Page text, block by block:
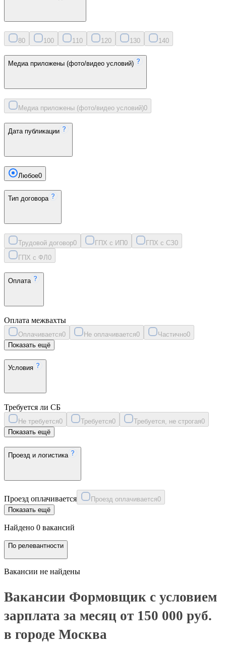
80 100 11 0 120 130 140
Медиа приложены (фото/видео условий)
Медиа приложены (фото/видео условий)0
Дата публикации
Любое0
Тип договора
Трудовой договор0 ГПХ с ИП0 ГПХ с СЗ0
ГПХ с ФЛ 0
Оплата
Оплата межвахты
Оплачивается0 Не оплачивается0 Частично0
Показать ещё
Условия
Требуется ли СБ
Не требуется0 Требуется0 Требуется, не строгая0
Показать ещё
Проезд и логистика
Проезд оплачивается Проезд оплачивается0
Показать ещё
Найдено 0 вакансий
По релевантности
Вакансии не найдены
Вакансии Формовщик с условием
зарплата за месяц от 150 000 руб.
в городе Москва